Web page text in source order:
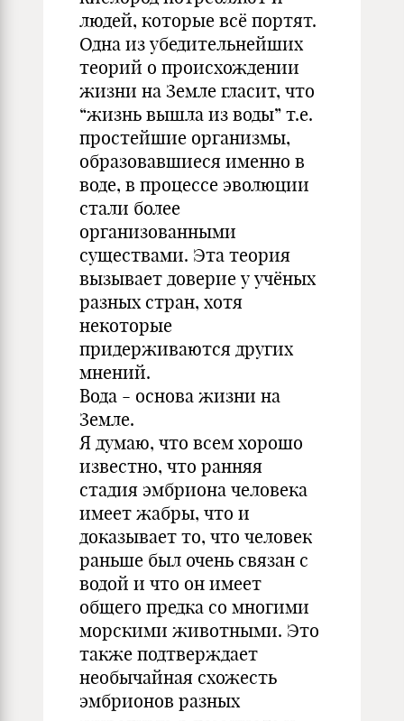
людей, которые всё портят.
Одна из убедительнейших
теорий о происхождении
жизни на Земле гласит, что
“жизнь вышла из воды” т.е.
простейшие организмы,
образовавшиеся именно в
воде, в процессе эволюции
стали более
организованными
существами. Эта теория
вызывает доверие у учёных
разных стран, хотя
некоторые
придерживаются других
мнений.
Вода - основа жизни на
Земле.
Я думаю, что всем хорошо
известно, что ранняя
стадия эмбриона человека
имеет жабры, что и
доказывает то, что человек
раньше был очень связан с
водой и что он имеет
общего предка со многими
морскими животными. Это
также подтверждает
необычайная схожесть
эмбрионов разных